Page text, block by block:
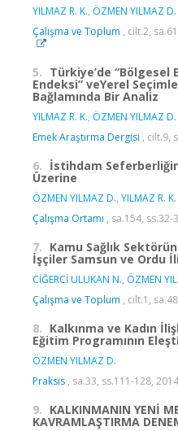
YILMAZ R. K., ÖZMEN YILMAZ D.
Çalışma ve Toplum , cilt.2,
5. Türkiye’de
Endeksi” veYerel
Bağlamında Bir Analiz
YILMAZ R. K., ÖZMEN YILMAZ D.
Emek Araştırma Dergisi , cilt.9,
6. İstihdam
Üzerine
ÖZMEN YILMAZ D., YILMAZ R. K.
Çalışma Ortamı , sa.154,
7. Kamu Sağlık
İşçiler Samsun ve Ordu
CİĞERCİ ULUKAN N., ÖZMEN
Çalışma ve Toplum , cilt.1,
8. Kalkınma ve Kadın
Eğitim Programının
ÖZMEN YILMAZ D.
Praksis , sa.33, ss.111-128,
9. KALKINMANIN YENİ
KAVRAMLAŞTIRMA